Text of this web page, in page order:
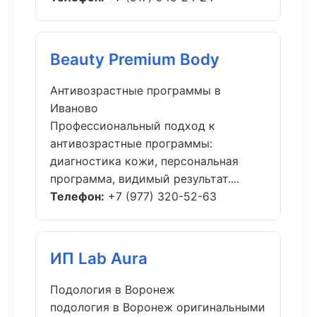
Beauty Premium Body
Антивозрастные программы в
Иваново
Профессиональный подход к
антивозрастные программы:
диагностика кожи, персональная
программа, видимый результат....
Телефон: +7 (977) 320-52-63
ИП Lab Aura
Подология в Воронеж
подология в Воронеж оригинальными